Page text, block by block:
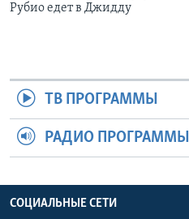
Рубио едет в Джидду
ТВ ПРОГРАММЫ
РАДИО ПРОГРАММЫ
СОЦИАЛЬНЫЕ СЕТИ